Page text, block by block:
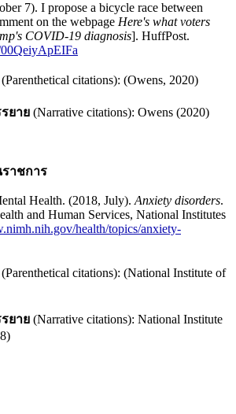
7). I propose a bicycle race between
on the webpage Here's what voters
COVID-19 diagnosis]. HuffPost.
(Parenthetical citations): (Owens, 2020)
ยาย (Narrative citations): Owens (2020)
ราชการ
Health. (2018, July).Anxiety disorders.
and Human Services, National Institutes
health/topics/anxiety-
(Parenthetical citations): (National Institute of
ยาย (Narrative citations): National Institute